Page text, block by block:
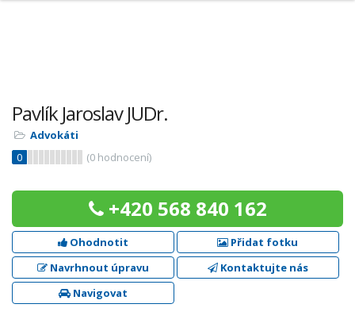
Pavlík Jaroslav JUDr.
Advokáti
0
(0 hodnocení)
+420 568 840 162
Ohodnotit
Přidat fotku
Navrhnout úpravu
Kontaktujte nás
Navigovat